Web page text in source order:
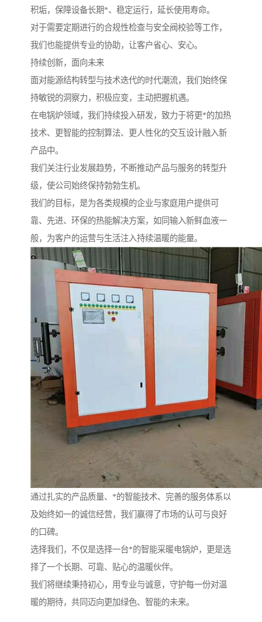
积垢，保障设备长期*、稳定运行，延长使用寿命。
对于需要定期进行的合规性检查与安全阀校验等工作，
我们也能提供专业的协助，让客户省心、安心。
持续创新，面向未来
面对能源结构转型与技术迭代的时代潮流，我们始终保
持敏锐的洞察力，积极应变，主动把握机遇。
在电锅炉领域，我们持续投入研发，致力于将更*的加热
技术、更智能的控制算法、更人性化的交互设计融入新
产品中。
我们关注行业发展趋势，不断推动产品与服务的转型升
级，使公司始终保持勃勃生机。
我们的目标，是为各类规模的企业与家庭用户提供可
靠、先进、环保的热能解决方案，如同输入新鲜血液一
般，为客户的运营与生活注入持续温暖的能量。
通过扎实的产品质量、*的智能技术、完善的服务体系以
及始终如一的诚信经营，我们赢得了市场的认可与良好
的口碑。
选择我们，不仅是选择一台*的智能采暖电锅炉，更是选
择了一个长期、可靠、贴心的温暖伙伴。
我们将继续秉持初心，用专业与诚意，守护每一份对温
暖的期待，共同迈向更加绿色、智能的未来。